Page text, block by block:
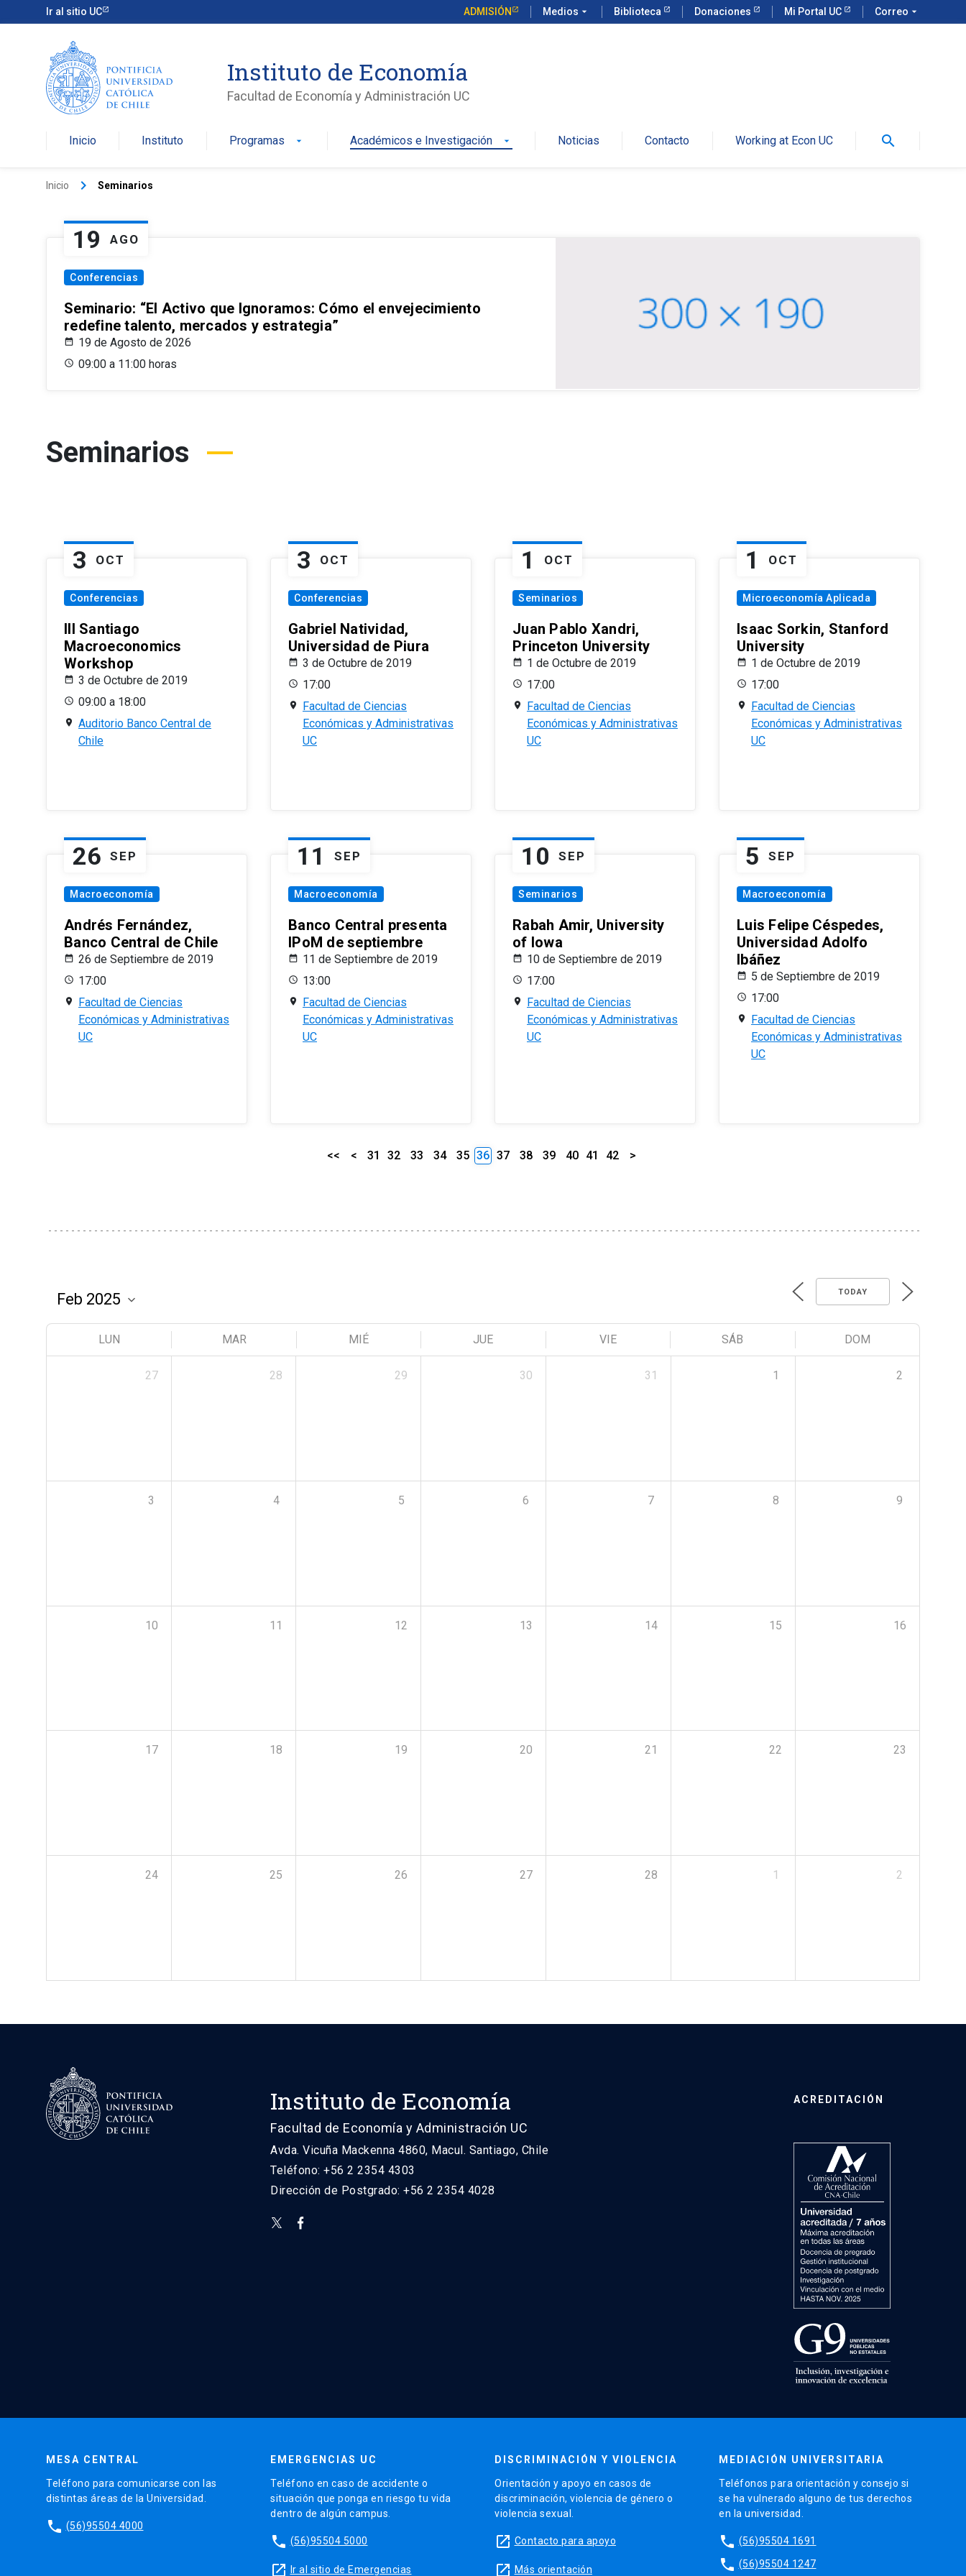
Ir al sitio UC ADMISIÓN Medios arrow_drop_down Biblioteca Donaciones Mi Portal UC Correo arrow_drop_down
Instituto de Economía
Facultad de Economía y Administración UC
Inicio Instituto Programas arrow_drop_down Académicos e Investigación arrow_drop_down Noticias Contacto Working at Econ UC search
Inicio keyboard_arrow_right Seminarios
19 AGO
Conferencias
Seminario: “El Activo que Ignoramos: Cómo el envejecimiento
redefine talento, mercados y estrategia”
19 de Agosto de 2026
09:00 a 11:00 horas
Seminarios
3 OCT
Conferencias
III Santiago
Macroeconomics
Workshop
3 de Octubre de 2019
09:00 a 18:00
Auditorio Banco Central de
Chile
3 OCT
Conferencias
Gabriel Natividad,
Universidad de Piura
3 de Octubre de 2019
17:00
Facultad de Ciencias
Económicas y Administrativas
UC
1 OCT
Seminarios
Juan Pablo Xandri,
Princeton University
1 de Octubre de 2019
17:00
Facultad de Ciencias
Económicas y Administrativas
UC
1 OCT
Microeconomía Aplicada
Isaac Sorkin, Stanford
University
1 de Octubre de 2019
17:00
Facultad de Ciencias
Económicas y Administrativas
UC
26 SEP
Macroeconomía
Andrés Fernández,
Banco Central de Chile
26 de Septiembre de 2019
17:00
Facultad de Ciencias
Económicas y Administrativas
UC
11 SEP
Macroeconomía
Banco Central presenta
IPoM de septiembre
11 de Septiembre de 2019
13:00
Facultad de Ciencias
Económicas y Administrativas
UC
10 SEP
Seminarios
Rabah Amir, University
of Iowa
10 de Septiembre de 2019
17:00
Facultad de Ciencias
Económicas y Administrativas
UC
5 SEP
Macroeconomía
Luis Felipe Céspedes,
Universidad Adolfo
Ibáñez
5 de Septiembre de 2019
17:00
Facultad de Ciencias
Económicas y Administrativas
UC
<< < 31 32 33 34 35 36 37 38 39 40 41 42 >
TODAY
LUN MAR MIÉ JUE VIE SÁB DOM
27 28 29 30 31 1 2
3 4 5 6 7 8 9
10 11 12 13 14 15 16
17 18 19 20 21 22 23
24 25 26 27 28 1 2
Instituto de Economía
Facultad de Economía y Administración UC
Avda. Vicuña Mackenna 4860, Macul. Santiago, Chile
Teléfono: +56 2 2354 4303
Dirección de Postgrado: +56 2 2354 4028
ACREDITACIÓN
MESA CENTRAL
Teléfono para comunicarse con las
distintas áreas de la Universidad.
phone (56)95504 4000
EMERGENCIAS UC
Teléfono en caso de accidente o
situación que ponga en riesgo tu vida
dentro de algún campus.
phone (56)95504 5000
launch Ir al sitio de Emergencias
DISCRIMINACIÓN Y VIOLENCIA
Orientación y apoyo en casos de
discriminación, violencia de género o
violencia sexual.
launch Contacto para apoyo
launch Más orientación
MEDIACIÓN UNIVERSITARIA
Teléfonos para orientación y consejo si
se ha vulnerado alguno de tus derechos
en la universidad.
phone (56)95504 1691
phone (56)95504 1247